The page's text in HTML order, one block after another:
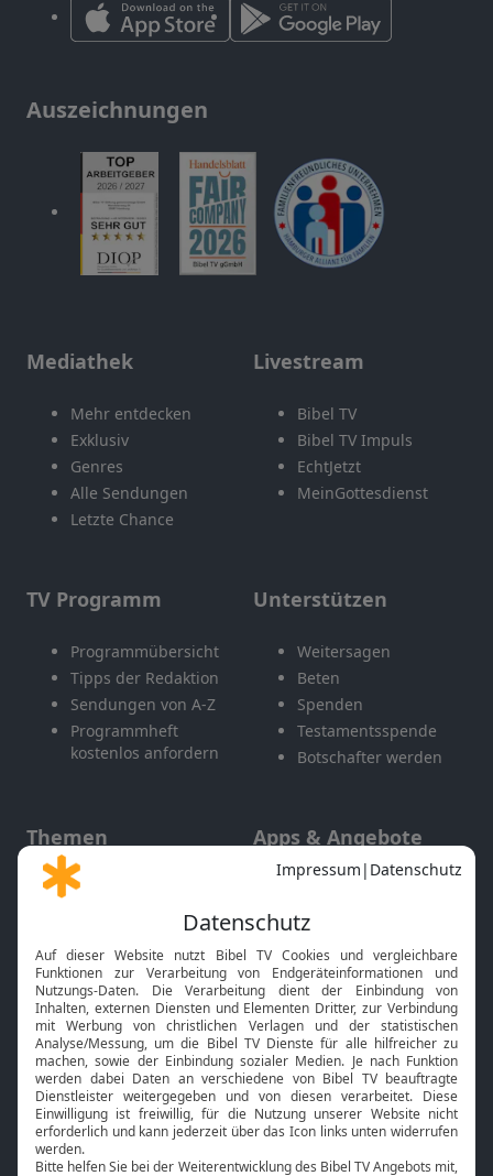
Auszeichnungen
Mediathek
Mehr entdecken
Exklusiv
Genres
Alle Sendungen
Letzte Chance
Livestream
Bibel TV
Bibel TV Impuls
EchtJetzt
MeinGottesdienst
TV Programm
Programmübersicht
Tipps der Redaktion
Sendungen von A-Z
Programmheft
kostenlos anfordern
Unterstützen
Weitersagen
Beten
Spenden
Testamentsspende
Botschafter werden
Themen
Gott und Bibel erklärt
Neuigkeiten
Apps & Angebote
Mobile App
Smart TV
HbbTV
Bibelthek Online-Bibel
Nächster Gottesdienst
Bibel TV Service